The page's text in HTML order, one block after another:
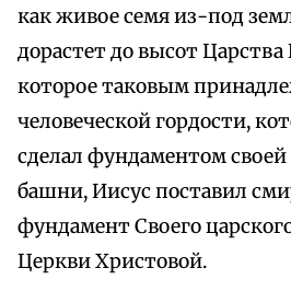
как живое семя из-под
дорастет до высот Царства
которое таковым
человеческой гордости,
сделал фундаментом
башни, Иисус поставил
фундамент Своего
Церкви Христовой.